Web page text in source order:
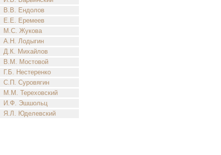
В.В. Ендолов
Е.Е. Еремеев
М.С. Жукова
А.Н. Лодыгин
Д.К. Михайлов
В.М. Мостовой
Г.Б. Нестеренко
С.П. Суровягин
М.М. Тереховский
И.Ф. Эшшольц
Я.Л. Юделевский